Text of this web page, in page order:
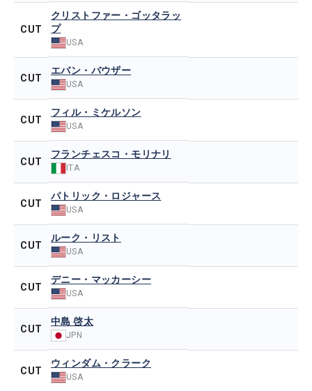
CUT
クリストファー・ゴッタラッ
プ
USA
CUT
エバン・バウザー
USA
CUT
フィル・ミケルソン
USA
CUT
フランチェスコ・モリナリ
ITA
CUT
パトリック・ロジャース
USA
CUT
ルーク・リスト
USA
CUT
デニー・マッカーシー
USA
CUT
中島 啓太
JPN
CUT
ウィンダム・クラーク
USA